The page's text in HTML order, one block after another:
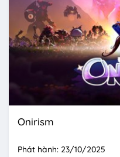
Onirism
Phát hành: 23/10/2025